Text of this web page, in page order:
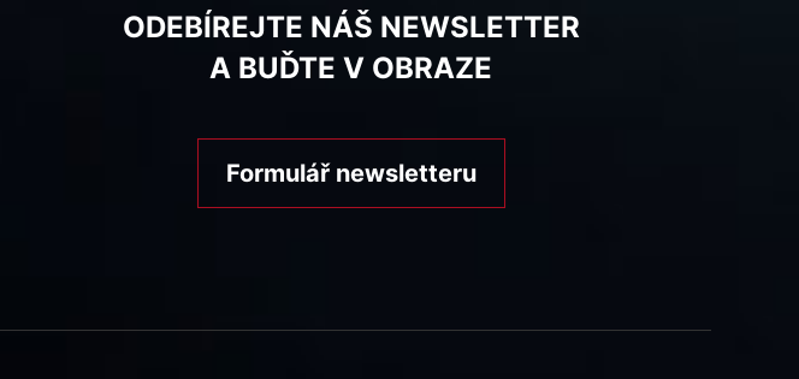
ODEBÍREJTE NÁŠ NEWSLETTER
A BUĎTE V OBRAZE
Formulář newsletteru